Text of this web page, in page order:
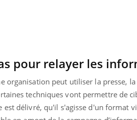
pour relayer les
organisation peut utiliser la presse,
techniques vont permettre de
est délivré, qu'il s'agisse d'un format